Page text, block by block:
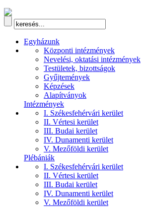
Egyházunk
Központi intézmények
Nevelési, oktatási intézmények
Testületek, bizottságok
Gyűjtemények
Képzések
Alapítványok
Intézmények
I. Székesfehérvári kerület
II. Vértesi kerület
III. Budai kerület
IV. Dunamenti kerület
V. Mezőföldi kerület
Plébániák
I. Székesfehérvári kerület
II. Vértesi kerület
III. Budai kerület
IV. Dunamenti kerület
V. Mezőföldi kerület